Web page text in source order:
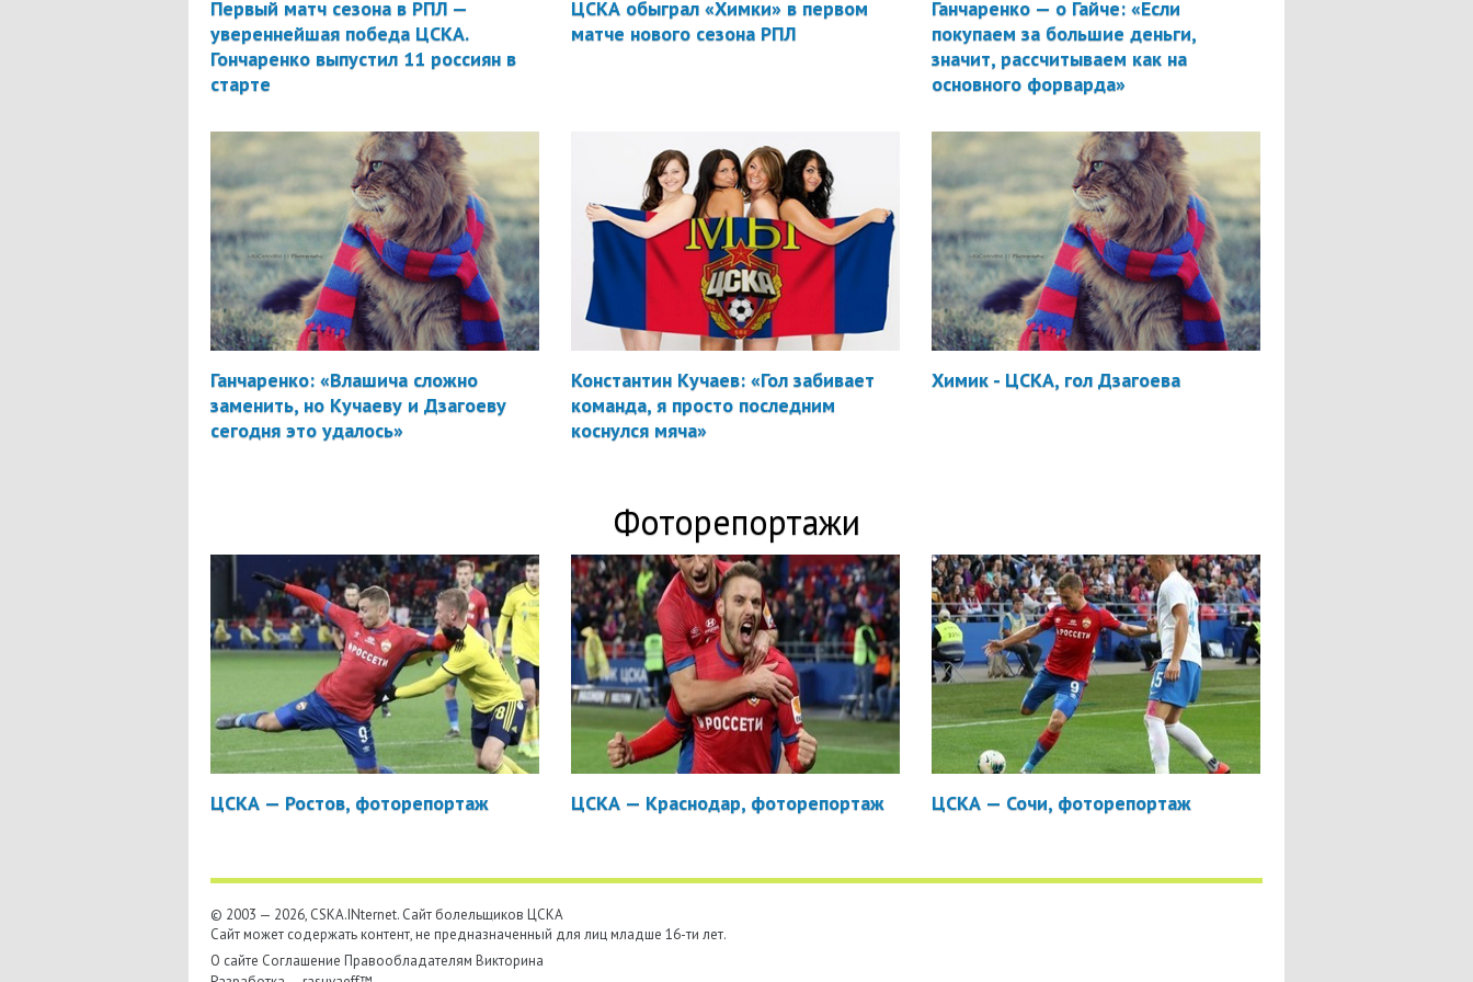
Первый матч сезона в РПЛ —
увереннейшая победа ЦСКА.
Гончаренко выпустил 11 россиян в
старте
ЦСКА обыграл «Химки» в первом
матче нового сезона РПЛ
Ганчаренко — о Гайче: «Если
покупаем за большие деньги,
значит, рассчитываем как на
основного форварда»
Ганчаренко: «Влашича сложно
заменить, но Кучаеву и Дзагоеву
сегодня это удалось»
Константин Кучаев: «Гол забивает
команда, я просто последним
коснулся мяча»
Химик - ЦСКА, гол Дзагоева
Фоторепортажи
ЦСКА — Ростов, фоторепортаж ЦСКА — Краснодар, фоторепортаж ЦСКА — Сочи, фоторепортаж
© 2003 — 2026, CSKA.INternet. Cайт болельщиков ЦСКА
Сайт может содержать контент, не предназначенный для лиц младше 16-ти лет.
О сайте Соглашение Правообладателям Викторина